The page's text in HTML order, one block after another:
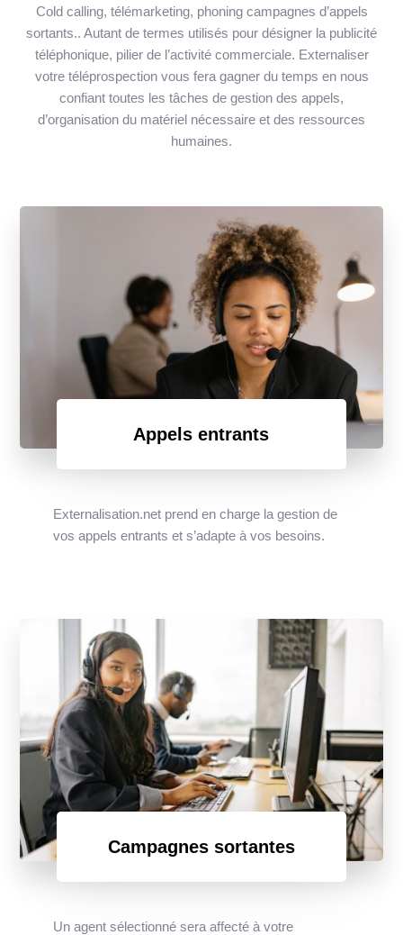
Cold calling, télémarketing, phoning campagnes d’appels
sortants.. Autant de termes utilisés pour désigner la publicité
téléphonique, pilier de l’activité commerciale. Externaliser
votre téléprospection vous fera gagner du temps en nous
confiant toutes les tâches de gestion des appels,
d’organisation du matériel nécessaire et des ressources
humaines.
Appels entrants
Externalisation.net prend en charge la gestion de
vos appels entrants et s’adapte à vos besoins.
Campagnes sortantes
Un agent sélectionné sera affecté à votre